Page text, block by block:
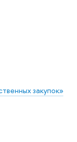
закупок»